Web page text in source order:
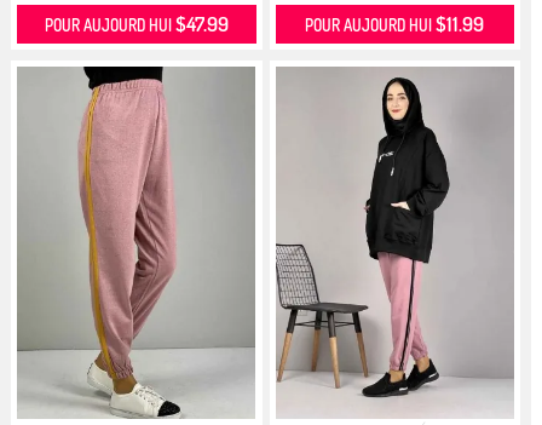
POUR AUJOURD HUI $47.99 POUR AUJOURD HUI$11.99